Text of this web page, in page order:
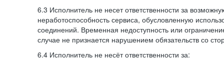
6.3 Исполнитель не несет ответственности за
неработоспособность сервиса, обусловленную
соединений. Временная недоступность или
случае не признается нарушением обязательств со
6.4 Исполнитель не несёт ответственности за: